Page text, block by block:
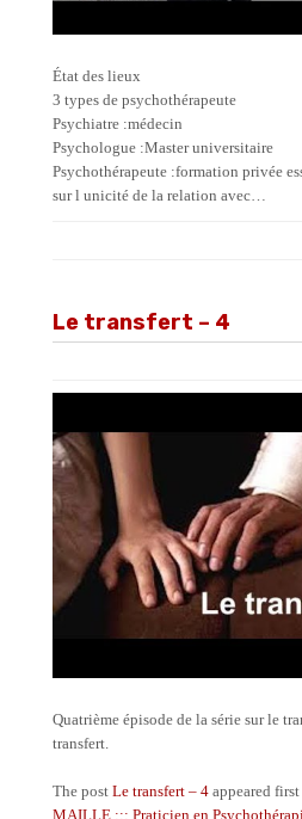
État des lieux
3 types de psychothérapeute
Psychiatre :médecin
Psychologue :Master universitaire
Psychothérapeute :formation privée
sur l unicité de la relation avec…
Le transfert – 4
Quatrième épisode de la série sur le
transfert.
The postLe transfert – 4 appeared first
MAILLE ::: Praticien en